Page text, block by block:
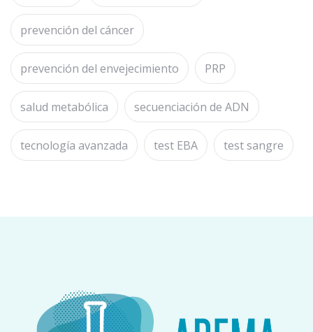
prevención del cáncer
prevención del envejecimiento PRP
salud metabólica secuenciación de ADN
tecnología avanzada test EBA test sangre